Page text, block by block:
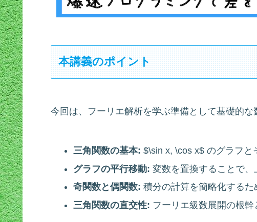
本講義のポイント
今回は、フーリエ解析を学ぶ準備として基礎的な
三角関数の基本: $\sin x, \cos x$ のグラフと
グラフの平行移動: 変数を置換することで、
奇関数と偶関数: 積分の計算を簡略化するた
三角関数の直交性: フーリエ級数展開の根幹